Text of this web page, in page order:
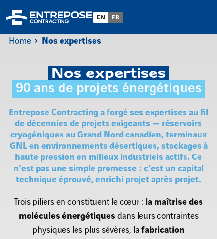
EN FR
Home Nos expertises
Nos expertises
90 ans de projets énergétiques
Entrepose Contracting a forgé ses expertises au fil
de décennies de projets exigeants — réservoirs
cryogéniques au Grand Nord canadien, terminaux
GNLen environnements désertiques, stockages à
haute pression en milieux industriels actifs. Ce
n’est pas une simple promesse : c’est un capital
technique éprouvé, enrichi projet après projet.
Trois piliers en constituent le cœur : la maîtrise des
molécules énergétiquesdans leurs contraintes
physiques les plus sévères, la fabrication